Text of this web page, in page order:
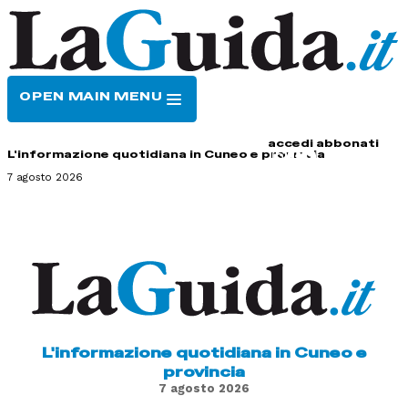
OPEN MAIN MENU
accedi abbonati
L'informazione quotidiana in Cuneo e provincia
7 agosto 2026
L'informazione quotidiana in Cuneo e
provincia
7 agosto 2026